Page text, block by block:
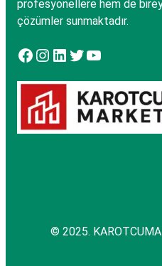
profesyonellere hem de
çözümler sunmaktadır.
Facebook Instagram LinkedIn Twitter YouTube
© 2025.